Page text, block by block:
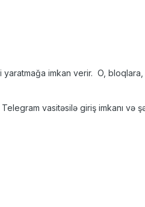
imkan verir. O, bloqlara,
vasitəsilə giriş imkanı və